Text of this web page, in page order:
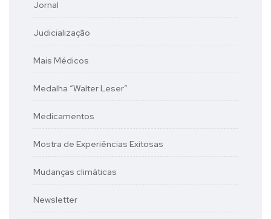
Jornal
Judicialização
Mais Médicos
Medalha “Walter Leser”
Medicamentos
Mostra de Experiências Exitosas
Mudanças climáticas
Newsletter